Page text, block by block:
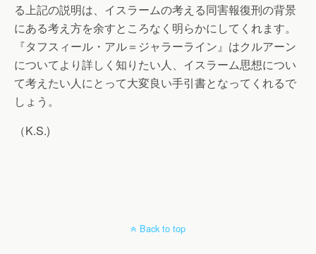
る上記の説明は、イスラームの考える同害報復刑の背景
にある考え方を余すところなく明らかにしてくれます。
『タフスィール・アル＝ジャラーライン』はクルアーン
についてより詳しく知りたい人、イスラーム思想につい
て考えたい人にとって大変良い手引書となってくれるで
しょう。
（K.S.)
Back to top